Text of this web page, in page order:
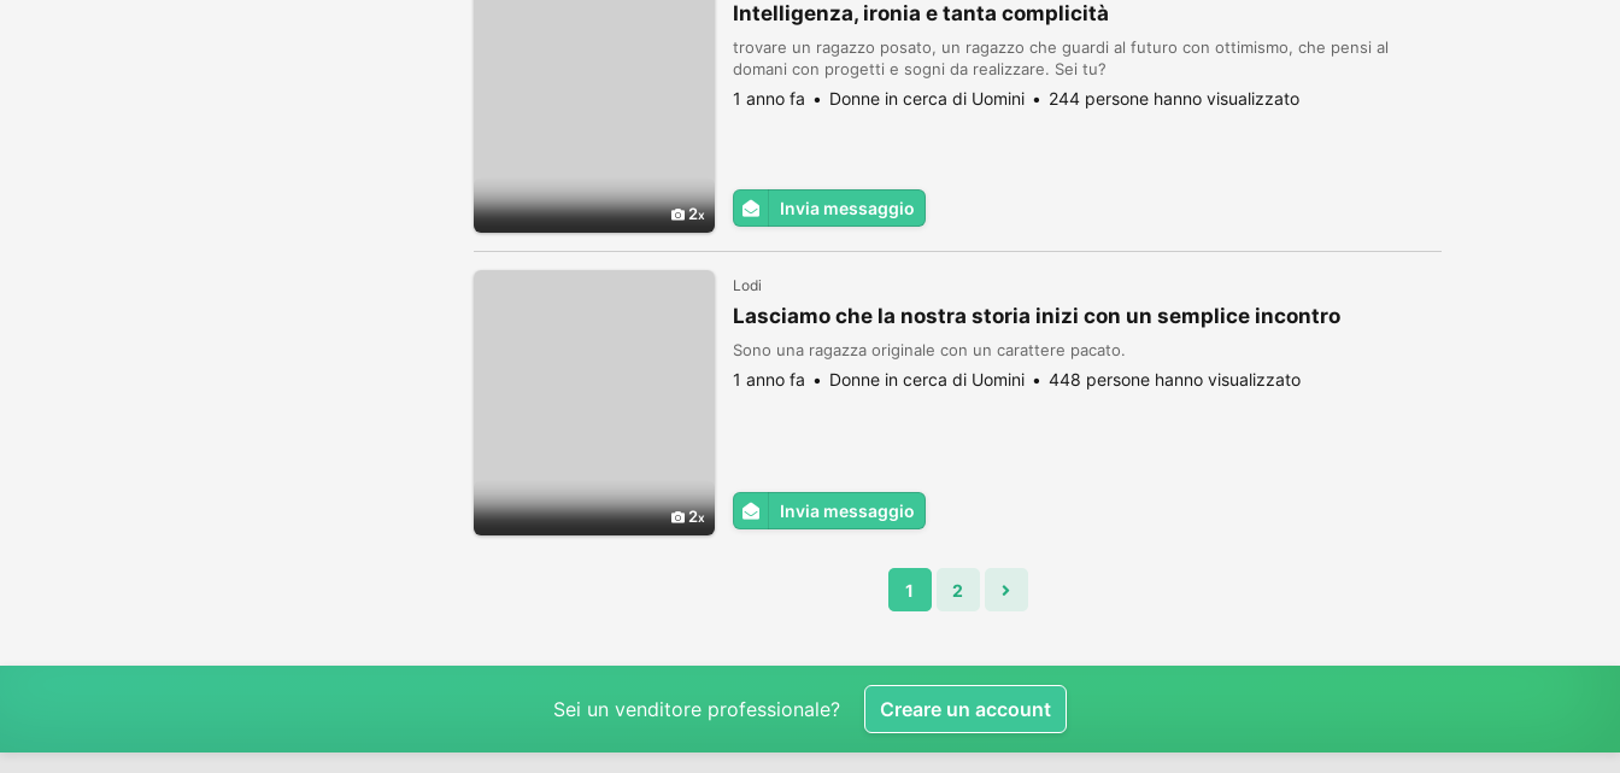
2
Intelligenza, ironia e tanta complicità
trovare un ragazzo posato, un ragazzo che guardi al futuro con ottimismo, che pensi al
domani con progetti e sogni da realizzare. Sei tu?
1 anno fa Donne in cerca di Uomini 244 persone hanno visualizzato
Invia messaggio
2
Lodi
Lasciamo che la nostra storia inizi con un semplice incontro
Sono una ragazza originale con un carattere pacato.
1 anno fa Donne in cerca di Uomini 448 persone hanno visualizzato
Invia messaggio
1 2
Sei un venditore professionale? Creare un account